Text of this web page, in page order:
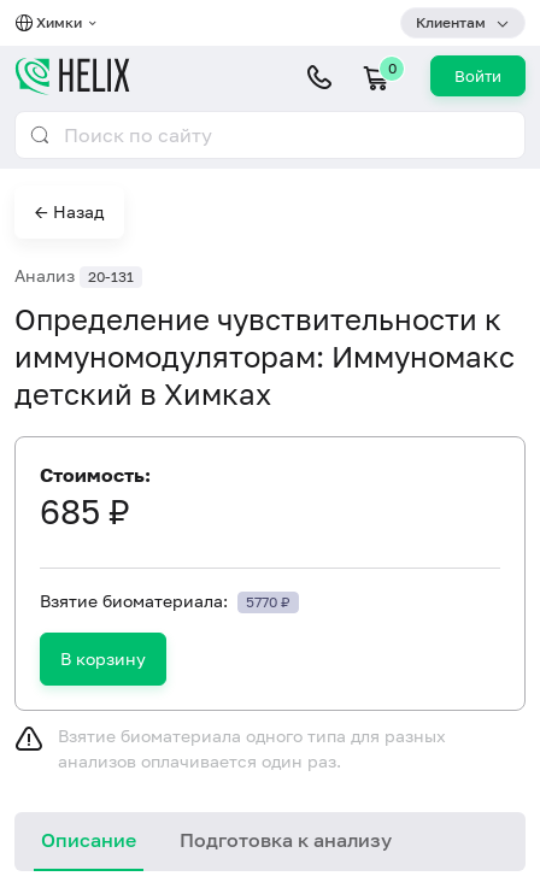
Химки Клиентам
0 Войти
← Назад
Анализ 20-131
Определение чувствительности к
иммуномодуляторам: Иммуномакс
детский в Химках
Стоимость:
685 ₽
Взятие биоматериала: 5770 ₽
В корзину
Взятие биоматериала одного типа для разных
анализов оплачивается один раз.
Описание Подготовка к анализу